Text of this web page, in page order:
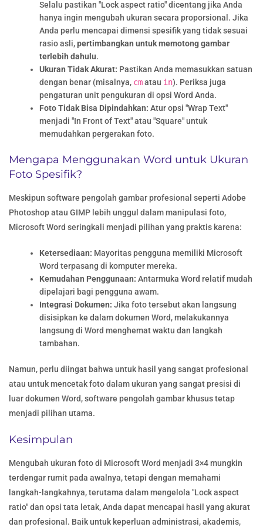
Selalu pastikan "Lock aspect ratio" dicentang jika Anda
hanya ingin mengubah ukuran secara proporsional. Jika
Anda perlu mencapai dimensi spesifik yang tidak sesuai
rasio asli,pertimbangkan untuk memotong gambar
terlebih dahulu.
Ukuran Tidak Akurat: Pastikan Anda memasukkan satuan
dengan benar (misalnya, cmatau in). Periksa juga
pengaturan unit pengukuran di opsi Word Anda.
Foto Tidak Bisa Dipindahkan: Atur opsi "Wrap Text"
menjadi "In Front of Text" atau "Square" untuk
memudahkan pergerakan foto.
Mengapa Menggunakan Word untuk Ukuran
Foto Spesifik?
Meskipun software pengolah gambar profesional seperti Adobe
Photoshop atau GIMP lebih unggul dalam manipulasi foto,
Microsoft Word seringkali menjadi pilihan yang praktis karena:
Ketersediaan: Mayoritas pengguna memiliki Microsoft
Word terpasang di komputer mereka.
Kemudahan Penggunaan: Antarmuka Word relatif mudah
dipelajari bagi pengguna awam.
Integrasi Dokumen: Jika foto tersebut akan langsung
disisipkan ke dalam dokumen Word, melakukannya
langsung di Word menghemat waktu dan langkah
tambahan.
Namun, perlu diingat bahwa untuk hasil yang sangat profesional
atau untuk mencetak foto dalam ukuran yang sangat presisi di
luar dokumen Word, software pengolah gambar khusus tetap
menjadi pilihan utama.
Kesimpulan
Mengubah ukuran foto di Microsoft Word menjadi 3×4 mungkin
terdengar rumit pada awalnya, tetapi dengan memahami
langkah-langkahnya, terutama dalam mengelola "Lock aspect
ratio" dan opsi tata letak, Anda dapat mencapai hasil yang akurat
dan profesional. Baik untuk keperluan administrasi, akademis,